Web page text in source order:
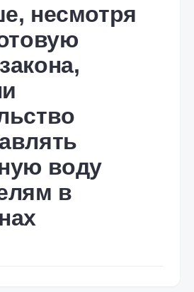
несмотря
воду
в